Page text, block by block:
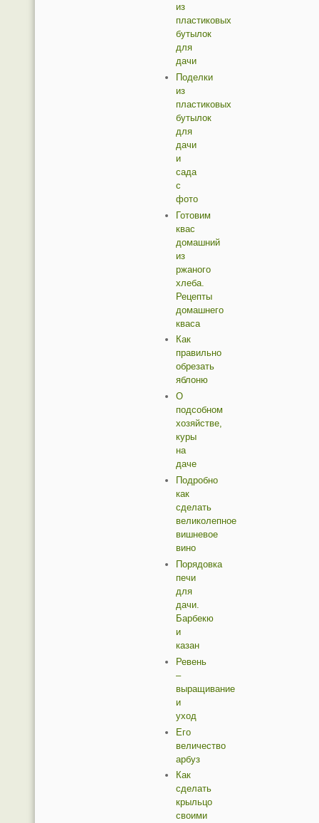
из
пластиковых
бутылок
для
дачи
Поделки
из
пластиковых
бутылок
для
дачи
и
сада
с
фото
Готовим
квас
домашний
из
ржаного
хлеба.
Рецепты
домашнего
кваса
Как
правильно
обрезать
яблоню
О
подсобном
хозяйстве,
куры
на
даче
Подробно
как
сделать
великолепное
вишневое
вино
Порядовка
печи
для
дачи.
Барбекю
и
казан
Ревень
–
выращивание
и
уход
Его
величество
арбуз
Как
сделать
крыльцо
своими